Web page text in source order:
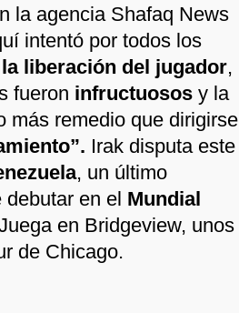
la agencia Shafaq News
intentó por todos los
la liberación del jugador,
fueron infructuosos y la
más remedio que dirigirse
Irak disputa este
, un último
debutar en el Mundial
en Bridgeview, unos
de Chicago.